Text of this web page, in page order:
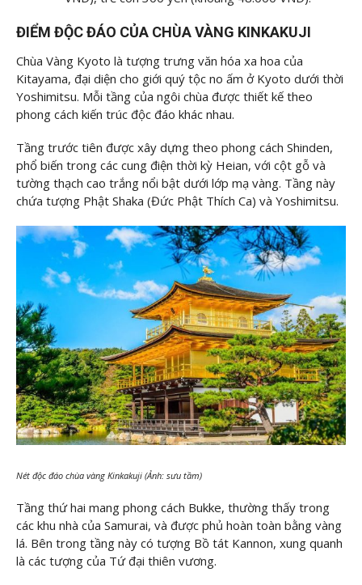
ĐIỂM ĐỘC ĐÁO CỦA CHÙA VÀNG KINKAKUJI
Chùa Vàng Kyoto là tượng trưng văn hóa xa hoa của
Kitayama, đại diện cho giới quý tộc no ấm ở Kyoto dưới thời
Yoshimitsu. Mỗi tầng của ngôi chùa được thiết kế theo
phong cách kiến trúc độc đáo khác nhau.
Tầng trước tiên được xây dựng theo phong cách Shinden,
phổ biến trong các cung điện thời kỳ Heian, với cột gỗ và
tường thạch cao trắng nổi bật dưới lớp mạ vàng. Tầng này
chứa tượng Phật Shaka (Đức Phật Thích Ca) và Yoshimitsu.
Nét độc đáo chùa vàng Kinkakuji (Ảnh: sưu tầm)
Tầng thứ hai mang phong cách Bukke, thường thấy trong
các khu nhà của Samurai, và được phủ hoàn toàn bằng vàng
lá. Bên trong tầng này có tượng Bồ tát Kannon, xung quanh
là các tượng của Tứ đại thiên vương.